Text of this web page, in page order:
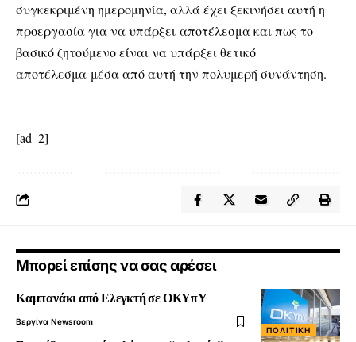
συγκεκριμένη ημερομηνία, αλλά έχει ξεκινήσει αυτή η
προεργασία για να υπάρξει αποτέλεσμα και πως το
βασικό ζητούμενο είναι να υπάρξει θετικό
αποτέλεσμα μέσα από αυτή την πολυμερή συνάντηση.
[ad_2]
Μπορεί επίσης να σας αρέσει
ΠΟΛΙΤΙΚΉ
Καμπανάκι από Ελεγκτή σε ΟΚΥπΥ
Βεργίνα Newsroom